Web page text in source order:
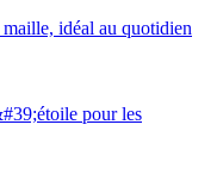
idéal au quotidien
pour les